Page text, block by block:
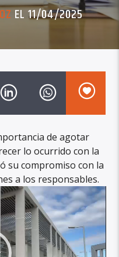
EL 11/04/2025
de agotar
lo ocurrido con la
su compromiso con la
a los responsables.